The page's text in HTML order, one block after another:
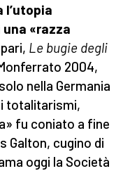
l’utopia
«razza
Le bugie degli
2004,
nella Germania
totalitarismi,
fu coniato a fine
Galton, cugino di
oggi la Società